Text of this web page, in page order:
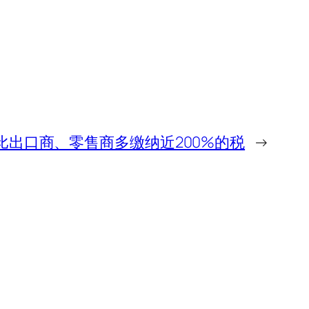
出口商、零售商多缴纳近200%的税 →